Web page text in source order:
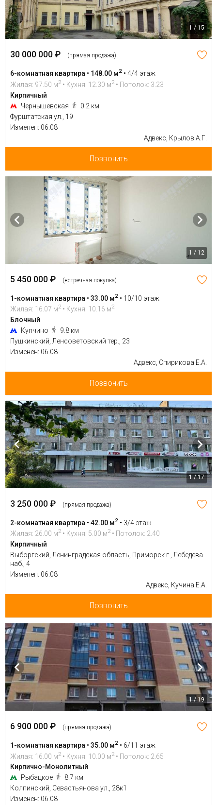
1 / 15
30 000 000 ₽ (прямая продажа)
6-комнатная квартира • 148.00 м2 • 4/4 этаж
Жилая: 97.50 м2 • Кухня: 12.30 м2 • Потолок: 3.23
Кирпичный
Чернышевская
0.2 км
Фурштатская ул., 19
Изменен: 06.08
Адвекс, Крылов А.Г.
Позвонить
1 / 12
5 450 000 ₽ (встречная покупка)
1-комнатная квартира • 33.00 м2 • 10/10 этаж
Жилая: 16.07 м2 • Кухня: 10.16 м2
Блочный
Купчино
9.8 км
Пушкинский, Ленсоветовский тер., 23
Изменен: 06.08
Адвекс, Спирикова Е.А.
Позвонить
1 / 17
3 250 000 ₽ (прямая продажа)
2-комнатная квартира • 42.00 м2 • 3/4 этаж
Жилая: 26.00 м2 • Кухня: 5.00 м2 • Потолок: 2.40
Кирпичный
Выборгский, Ленинградская область, Приморск г., Лебедева
наб., 4
Изменен: 06.08
Адвекс, Кучина Е.А.
Позвонить
1 / 19
6 900 000 ₽ (прямая продажа)
1-комнатная квартира • 35.00 м2 • 6/11 этаж
Жилая: 16.00 м2 • Кухня: 10.00 м2 • Потолок: 2.65
Кирпично-Монолитный
Рыбацкое
8.7 км
Колпинский, Севастьянова ул., 28к1
Изменен: 06.08